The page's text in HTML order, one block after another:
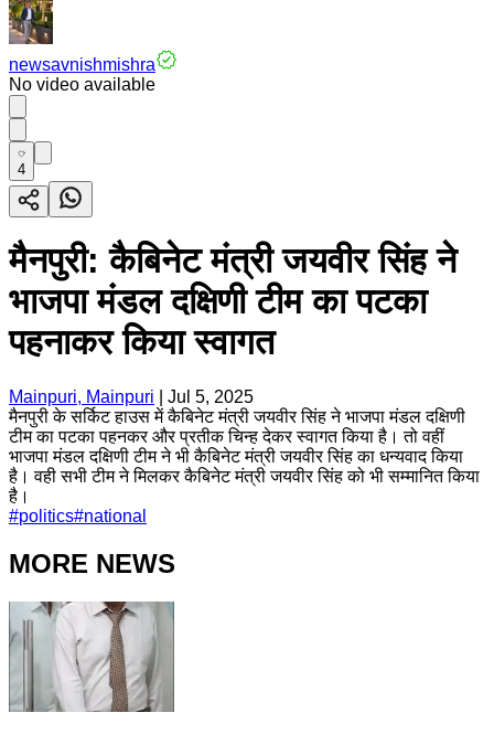
newsavnishmishra
No video available
4
मैनपुरी: कैबिनेट मंत्री जयवीर सिंह ने
भाजपा मंडल दक्षिणी टीम का पटका
पहनाकर किया स्वागत
Mainpuri, Mainpuri
Jul 5, 2025
मैनपुरी के सर्किट हाउस में कैबिनेट मंत्री जयवीर सिंह ने भाजपा मंडल दक्षिणी
टीम का पटका पहनकर और प्रतीक चिन्ह देकर स्वागत किया है। तो वहीं
भाजपा मंडल दक्षिणी टीम ने भी कैबिनेट मंत्री जयवीर सिंह का धन्यवाद किया
है। वही सभी टीम ने मिलकर कैबिनेट मंत्री जयवीर सिंह को भी सम्मानित किया
है।
#politics#national
MORE NEWS